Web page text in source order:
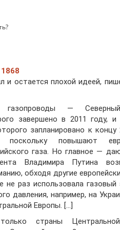
1868
и остается плохой идеей,
газопроводы —
завершено в 2011 году, и
запланировано к концу
поскольку повышают
газа. Но главное —
Владимира Путина
обходя другие
не раз использовала газовый
давления, например, на
Европы. […]
страны